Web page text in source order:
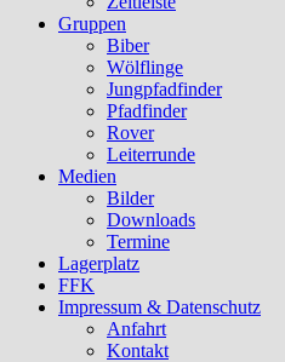
Gruppen
Biber
Wölflinge
Jungpfadfinder
Pfadfinder
Rover
Leiterrunde
Medien
Bilder
Downloads
Termine
Lagerplatz
FFK
Impressum & Datenschutz
Anfahrt
Kontakt